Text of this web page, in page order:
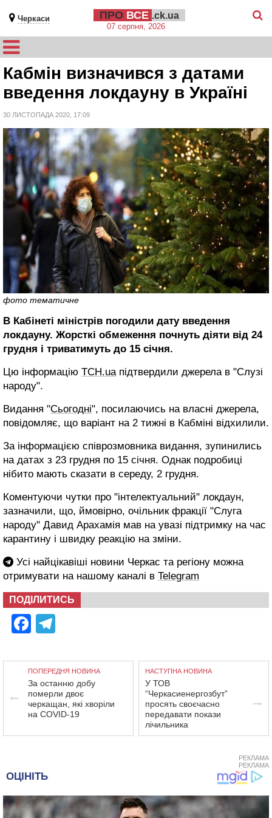
Черкаси ПРО ВСЕ .ck.ua
07 серпня, 2026
Кабмін визначився з датами
введення локдауну в Україні
30 ЛИСТОПАДА 2020, 17:09
фото тематичне
В Кабінеті міністрів погодили дату введення
локдауну. Жорсткі обмеження почнуть діяти від 24
грудня і триватимуть до 15 січня.
Цю інформацію ТСН.uaпідтвердили джерела в "Слузі
народу".
Видання "Сьогодні", посилаючись на власні джерела,
повідомляє, що варіант на 2 тижні в Кабміні відхилили.
За інформацією співрозмовника видання, зупинились
на датах з 23 грудня по 15 січня. Однак подробиці
нібито мають сказати в середу, 2 грудня.
Коментуючи чутки про "інтелектуальний" локдаун,
зазначили, що, ймовірно, очільник фракції "Слуга
народу" Давид Арахамія мав на увазі підтримку на час
карантину і швидку реакцію на зміни.
Усі найцікавіші новини Черкас та регіону можна
отримувати на нашому каналі в Telegram
ПОДІЛИТИСЬ
Facebook
ПОПЕРЕДНЯ НОВИНА
За останню добу
померли двоє
черкащан, які хворіли
на COVID-19
НАСТУПНА НОВИНА
У ТОВ
“Черкасиенергозбут”
просять своєчасно
передавати покази
лічильника
РЕКЛАМА
РЕКЛАМА